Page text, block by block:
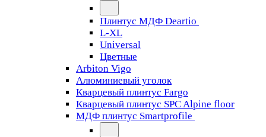
Плинтус МДФ Deartio
L-XL
Universal
Цветные
Arbiton Vigo
Алюминиевый уголок
Кварцевый плинтус Fargo
Кварцевый плинтус SPC Alpine floor
МДФ плинтус Smartprofile